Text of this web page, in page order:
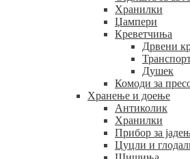
Хранилки
Џампери
Креветчиња
Дрвени
Душек
Комоди за
Хранење и доење
Антиколик
Хранилки
Прибор за
Цуцли и